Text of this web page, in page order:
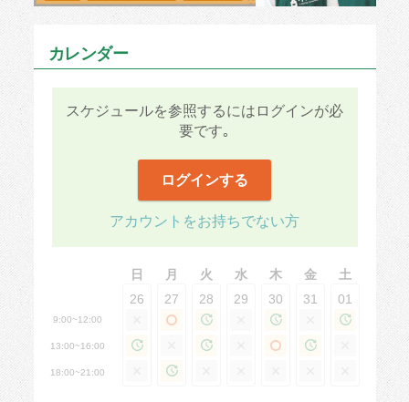
カレンダー
スケジュールを参照するにはログインが必
要です｡
ログインする
アカウントをお持ちでない方
日 月 火 水 木 金 土
9:00~12:00
13:00~16:00
18:00~21:00
26 27 28 29 30 31 01